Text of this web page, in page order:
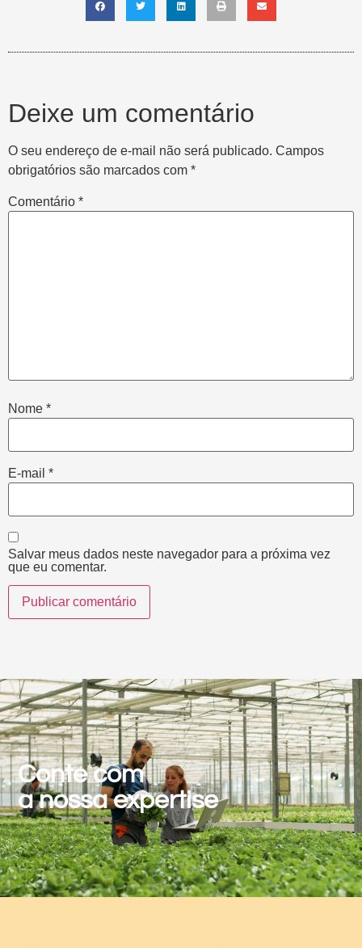
Deixe um comentário
O seu endereço de e-mail não será publicado. Campos
obrigatórios são marcados com *
Comentário *
Nome *
E-mail *
Salvar meus dados neste navegador para a próxima vez
que eu comentar.
Conte com
a nossa expertise